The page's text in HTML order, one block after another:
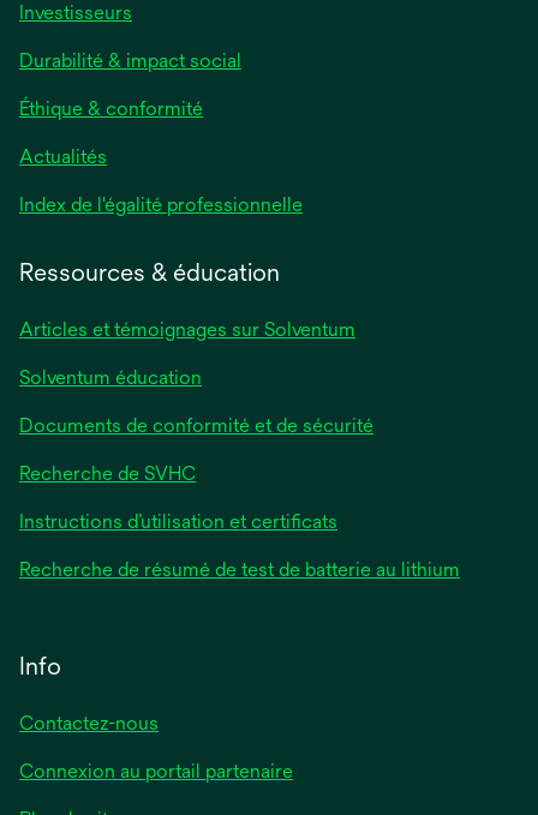
Investisseurs
Durabilité & impact social
Éthique & conformité
Actualités
Index de l'égalité professionnelles’ouvre
onglet
Ressources & éducation
Articles et témoignages sur Solventum
Solventum éducation
Documents de conformité et de sécurité
Recherche de SVHC
Instructions d’utilisation et certificats
Recherche de résumé de test de batterie au lithium
Info
Contactez-nous
Connexion au portail partenaire